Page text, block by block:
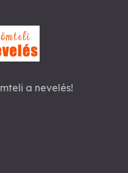
a nevelés!